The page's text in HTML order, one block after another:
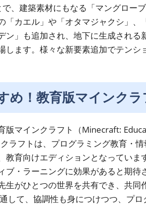
、建築素材にもなる「マングローブ
カエル」や「オタマジャクシ」、
ン」も追加され、地下に生成される
ます。様々な新要素追加でテンシ
め！教育版マインクラ
版マインクラフト（Minecraft:
ラフトは、プログラミング教育・情
育向けエディションとなっていま
・ラーニングに効果があると期待
生がひとつの世界を共有でき、共同
して、協調性も身につけつつ、プロ